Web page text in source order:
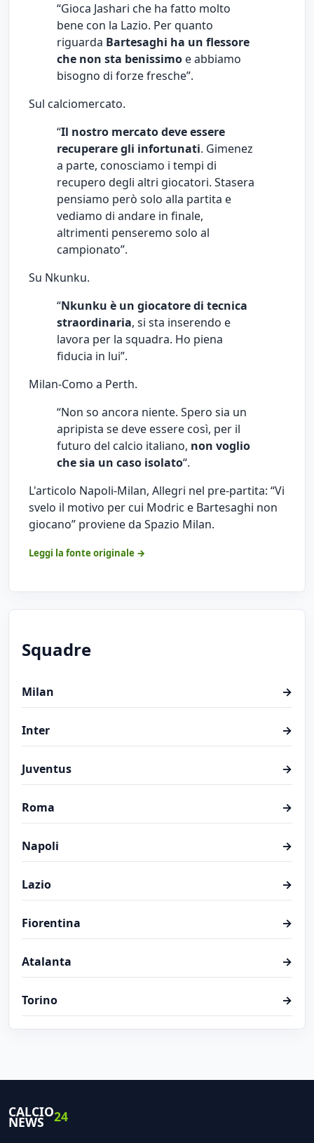
“Gioca Jashari che ha fatto molto
bene con la Lazio. Per quanto
riguarda Bartesaghi ha un flessore
che non sta benissimo e abbiamo
bisogno di forze fresche”.
Sul calciomercato.
“Il nostro mercato deve essere
recuperare gli infortunati. Gimenez
a parte, conosciamo i tempi di
recupero degli altri giocatori. Stasera
pensiamo però solo alla partita e
vediamo di andare in finale,
altrimenti penseremo solo al
campionato”.
Su Nkunku.
“Nkunku è un giocatore di tecnica
straordinaria, si sta inserendo e
lavora per la squadra. Ho piena
fiducia in lui”.
Milan-Como a Perth.
“Non so ancora niente. Spero sia un
apripista se deve essere così, per il
futuro del calcio italiano, non voglio
che sia un caso isolato“.
L'articolo Napoli-Milan, Allegri nel pre-partita: “Vi
svelo il motivo per cui Modric e Bartesaghi non
giocano” proviene da Spazio Milan.
Leggi la fonte originale →
Squadre
Milan →
Inter →
Juventus →
Roma →
Napoli →
Lazio →
Fiorentina →
Atalanta →
Torino →
CALCIO
NEWS 24